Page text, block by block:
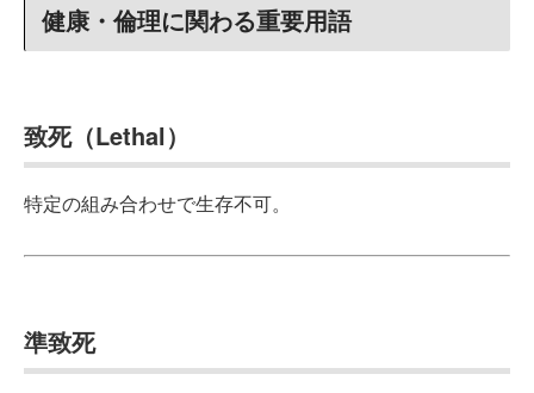
健康・倫理に関わる重要用語
致死（Lethal）
特定の組み合わせで生存不可。
準致死